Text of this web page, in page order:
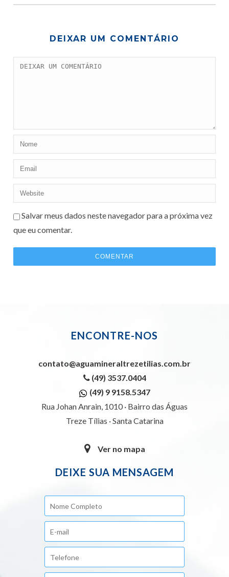
DEIXAR UM COMENTÁRIO
Salvar meus dados neste navegador para a próxima vez
que eu comentar.
ENCONTRE-NOS
contato@aguamineraltrezetilias.com.br
(49) 3537.0404
(49) 9 9158.5347
Rua Johan Anrain, 1010 · Bairro das Águas
Treze Tílias · Santa Catarina
Ver no mapa
DEIXE SUA MENSAGEM